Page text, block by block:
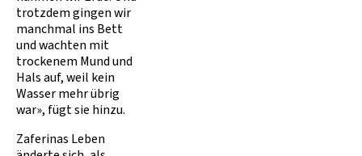
trotzdem gingen wir
manchmal ins Bett
und wachten mit
trockenem Mund und
Hals auf, weil kein
Wasser mehr übrig
war», fügt sie hinzu.
Zaferinas Leben